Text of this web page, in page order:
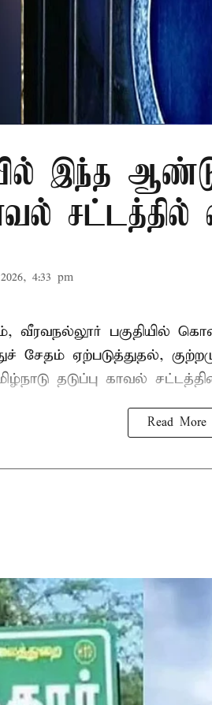
இந்த
சட்டத்தில்
4:33 pm
வீரவநல்லூர் பகுதியில்
சேதம் ஏற்படுத்துதல்,
தடுப்பு காவல்
Read More